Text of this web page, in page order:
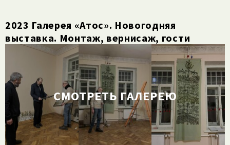
2023 Галерея «Атос». Новогодняя
выставка. Монтаж, вернисаж, гости
СМОТРЕТЬ ГАЛЕРЕЮ